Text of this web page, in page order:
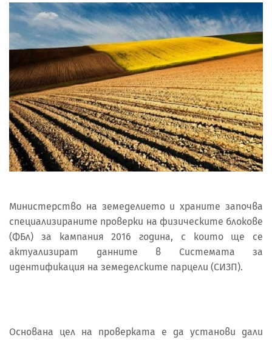
Министерство на земеделието и храните започва
специализираните проверки на физическите блокове
(ФБл) за кампания 2016 година, с които ще се
актуализират данните в Системата за
идентификация на земеделските парцели (СИЗП).
Основана цел на проверката е да установи дали